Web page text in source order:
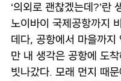
‘의외로 괜찮겠는데?’란
노이바이 국제공항까지
데다, 공항에서 마을까
만 내 생각은 공항에 도
빗나갔다. 모래 먼지 때